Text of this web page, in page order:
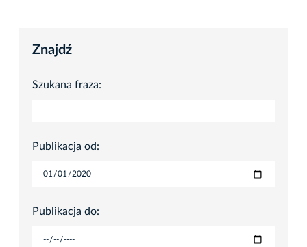
Znajdź
Szukana fraza:
Publikacja od:
Publikacja do: